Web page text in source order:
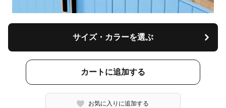
サイズ・カラーを選ぶ
カートに追加する
お気に入りに追加する